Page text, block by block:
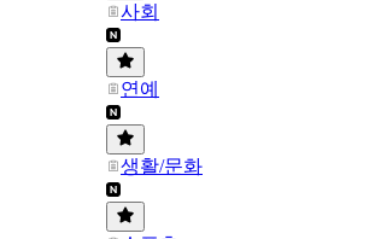
사회
연예
생활/문화